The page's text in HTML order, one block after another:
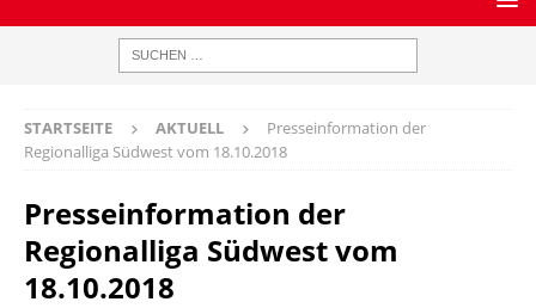
STARTSEITE AKTUELL
Presseinformation der
Regionalliga Südwest vom 18.10.2018
Presseinformation der
Regionalliga Südwest vom
18.10.2018